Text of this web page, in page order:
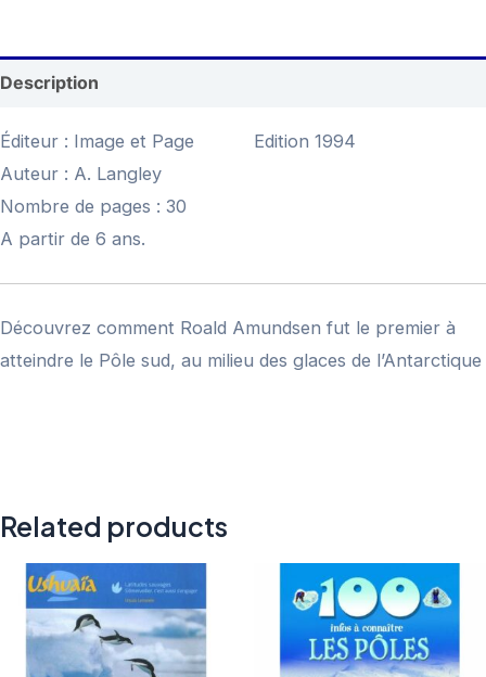
Description
Éditeur : Image et Page Edition 1994
Auteur : A. Langley
Nombre de pages : 30
A partir de 6 ans.
Découvrez comment Roald Amundsen fut le premier à
atteindre le Pôle sud, au milieu des glaces de l’Antarctique
Related products